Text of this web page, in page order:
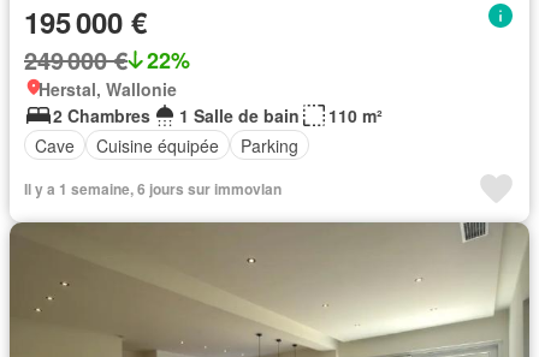
195 000 €
249 000 € 22%
Herstal, Wallonie
2 Chambres
1 Salle de bain
110 m²
Cave
Cuisine équipée Parking
Il y a 1 semaine, 6 jours sur immovlan